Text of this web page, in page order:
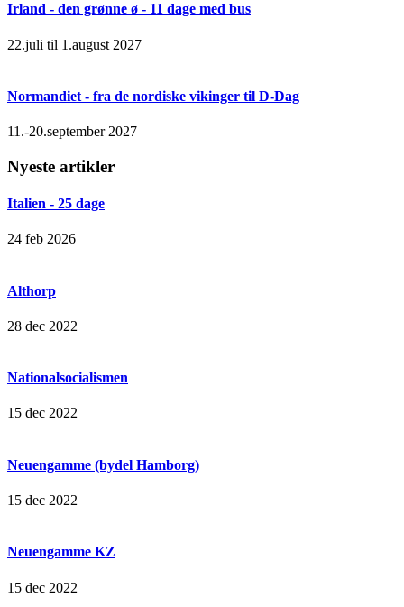
Irland - den grønne ø - 11 dage med bus
22.juli til 1.august 2027
Normandiet - fra de nordiske vikinger til D-Dag
11.-20.september 2027
Nyeste artikler
Italien - 25 dage
24 feb 2026
Althorp
28 dec 2022
Nationalsocialismen
15 dec 2022
Neuengamme (bydel Hamborg)
15 dec 2022
Neuengamme KZ
15 dec 2022